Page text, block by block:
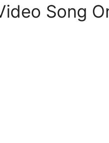
Song